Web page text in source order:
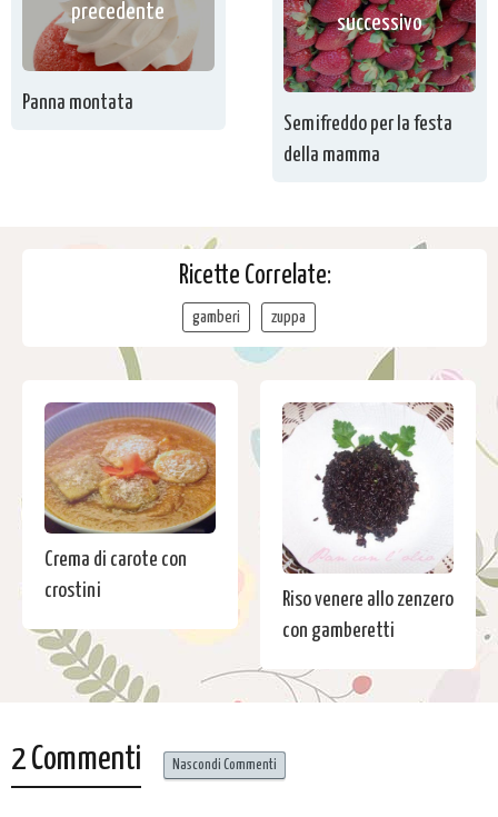
precedente
Panna montata
successivo
Semifreddo per la festa
della mamma
Ricette Correlate:
gamberi zuppa
Crema di carote con
crostini
Riso venere allo zenzero
con gamberetti
2 Commenti Nascondi Commenti